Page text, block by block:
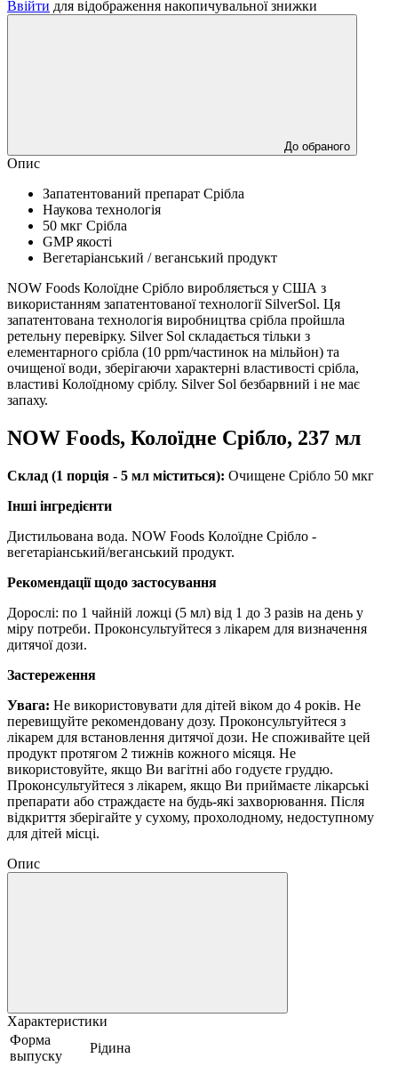
Ввійти для відображення накопичувальної знижки
До обраного
Опис
Запатентований препарат Срібла
Наукова технологія
50 мкг Срібла
GMP якості
Вегетаріанський / веганський продукт
NOW Foods Колоїдне Срібло виробляється у США з
використанням запатентованої технології SilverSol. Ця
запатентована технологія виробництва срібла пройшла
ретельну перевірку. Silver Sol складається тільки з
елементарного срібла (10 ppm/частинок на мільйон) та
очищеної води, зберігаючи характерні властивості срібла,
властиві Колоїдному сріблу. Silver Sol безбарвний і не має
запаху.
NOW Foods, Колоїдне Срібло, 237 мл
Склад (1 порція - 5 мл міститься): Очищене Срібло 50 мкг
Інші інгредієнти
Дистильована вода. NOW Foods Колоїдне Срібло -
вегетаріанський/веганський продукт.
Рекомендації щодо застосування
Дорослі: по 1 чайній ложці (5 мл) від 1 до 3 разів на день у
міру потреби. Проконсультуйтеся з лікарем для визначення
дитячої дози.
Застереження
Увага: Не використовувати для дітей віком до 4 років. Не
перевищуйте рекомендовану дозу. Проконсультуйтеся з
лікарем для встановлення дитячої дози. Не споживайте цей
продукт протягом 2 тижнів кожного місяця. Не
використовуйте, якщо Ви вагітні або годуєте груддю.
Проконсультуйтеся з лікарем, якщо Ви приймаєте лікарські
препарати або страждаєте на будь-які захворювання. Після
відкриття зберігайте у сухому, прохолодному, недоступному
для дітей місці.
Опис
Характеристики
Форма
выпуску
Рідина